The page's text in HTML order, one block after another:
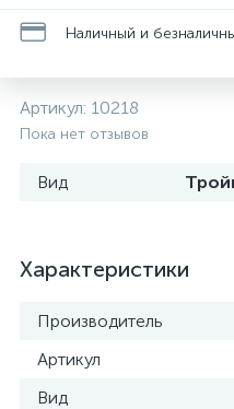
Наличный и
Артикул: 10218
Пока нет отзывов
Вид
Характеристики
Производитель
Артикул
Вид